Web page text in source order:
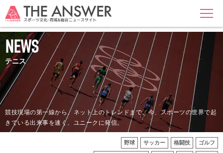
MENU
NEWS
テニス
競技現場の第一線から、ネット上のトレンドまで。今、スポーツの世界で起
きている出来事を速く、ユニークに発信。
野球 サッカー 格闘技 ゴルフ